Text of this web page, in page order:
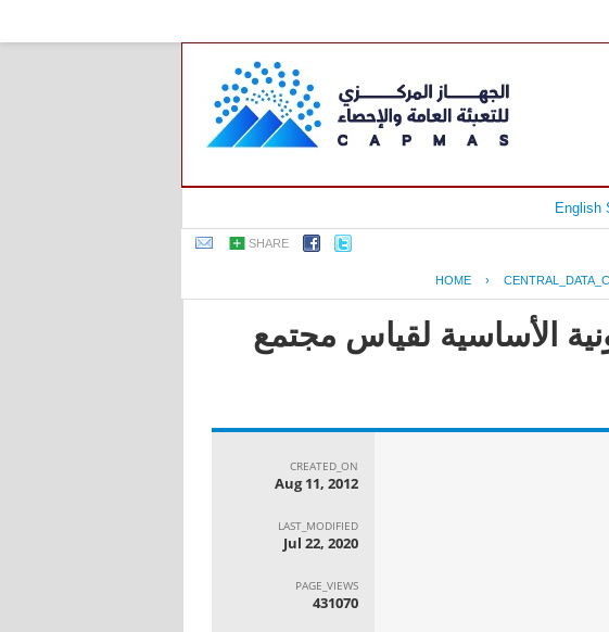
English
SHARE
HOME ›
الأساسية لقياس مجتمع
CREATED_ON
Aug 11, 2012
LAST_MODIFIED
Jul 22, 2020
PAGE_VIEWS
431070